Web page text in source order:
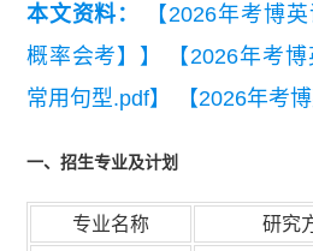
本文资料：
【2026年考博
概率会考】】
【2026年考
常用句型.pdf】
【2026年考
一、招生专业及计划
专业名称 研究